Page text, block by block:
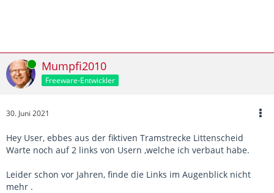
Online Mumpfi2010
Freeware-Entwickler
30. Juni 2021
Hey User, ebbes aus der fiktiven Tramstrecke Littenscheid
Warte noch auf 2 links von Usern ,welche ich verbaut habe.
Leider schon vor Jahren, finde die Links im Augenblick nicht
mehr .